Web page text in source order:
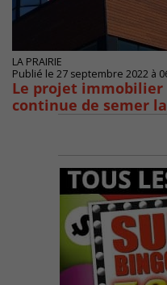
LA PRAIRIE
Publié le 27 septembre 2022 à
Le projet immobilier
continue de semer